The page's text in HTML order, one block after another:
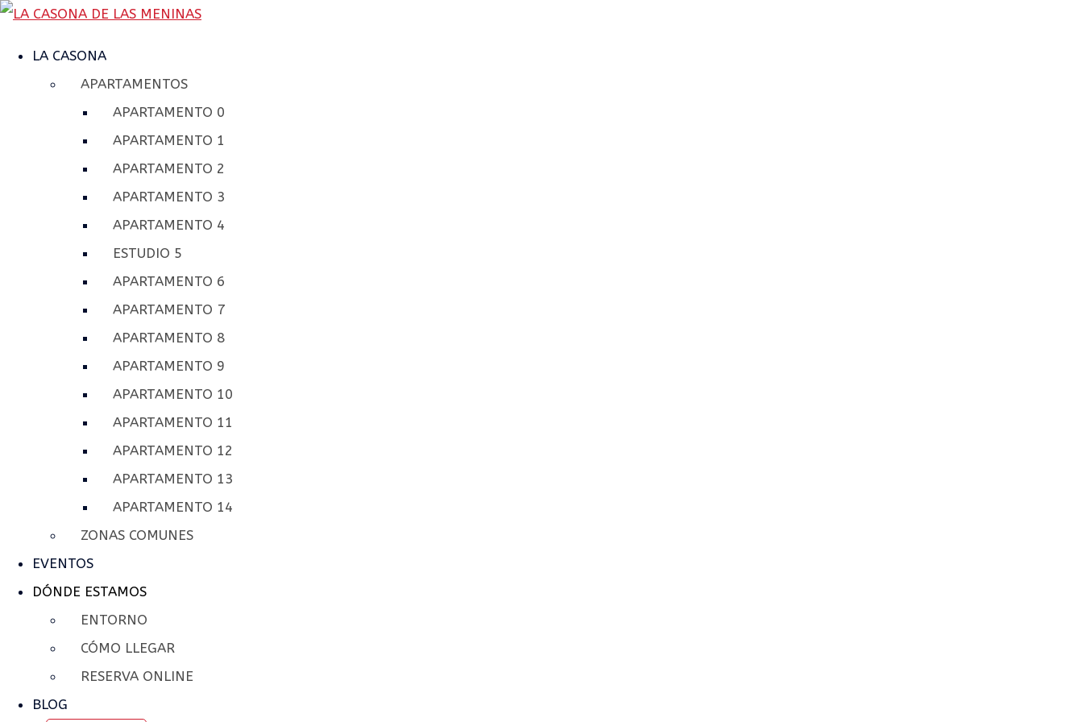
LA CASONA
APARTAMENTOS
APARTAMENTO 0
APARTAMENTO 1
APARTAMENTO 2
APARTAMENTO 3
APARTAMENTO 4
ESTUDIO 5
APARTAMENTO 6
APARTAMENTO 7
APARTAMENTO 8
APARTAMENTO 9
APARTAMENTO 10
APARTAMENTO 11
APARTAMENTO 12
APARTAMENTO 13
APARTAMENTO 14
ZONAS COMUNES
EVENTOS
DÓNDE ESTAMOS
ENTORNO
CÓMO LLEGAR
RESERVA ONLINE
BLOG